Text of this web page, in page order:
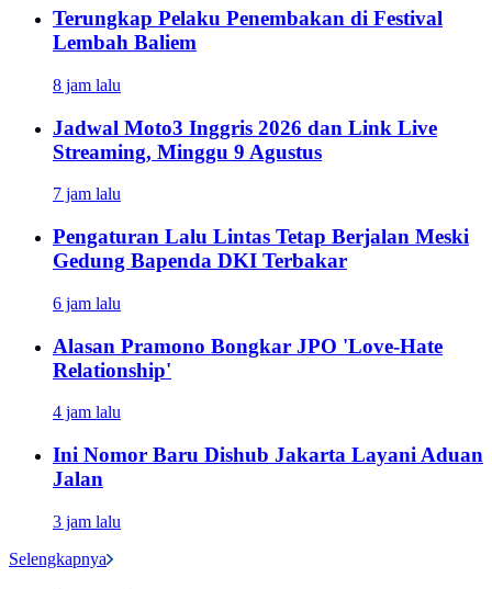
Terungkap Pelaku Penembakan di Festival
Lembah Baliem
8 jam lalu
Jadwal Moto3 Inggris 2026 dan Link Live
Streaming, Minggu 9 Agustus
7 jam lalu
Pengaturan Lalu Lintas Tetap Berjalan Meski
Gedung Bapenda DKI Terbakar
6 jam lalu
Alasan Pramono Bongkar JPO 'Love-Hate
Relationship'
4 jam lalu
Ini Nomor Baru Dishub Jakarta Layani Aduan
Jalan
3 jam lalu
Selengkapnya